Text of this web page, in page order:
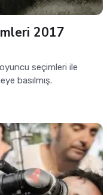
2017
seçimleri ile
basılmış.